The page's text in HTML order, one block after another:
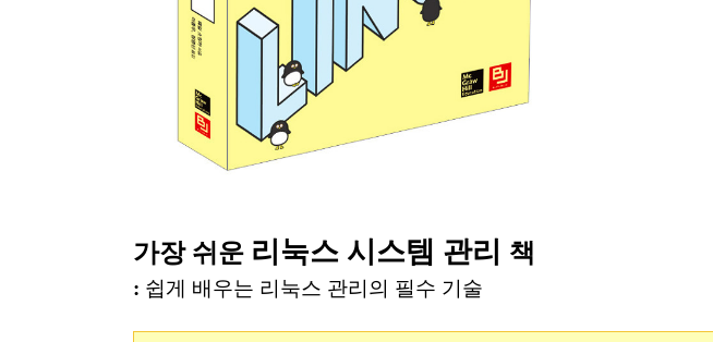
가장 쉬운 리눅스 시스템 관리 책
: 쉽게 배우는 리눅스 관리의 필수 기술